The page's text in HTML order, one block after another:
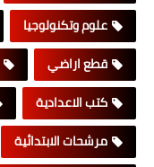
علوم وتكنولوجيا
قطع اراضي
كتب الاعدادية
مرشحات الابتدائية